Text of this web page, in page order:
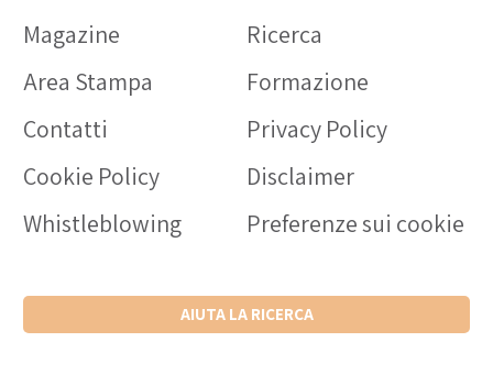
Magazine
Ricerca
Area Stampa
Formazione
Contatti
Privacy Policy
Cookie Policy
Disclaimer
Whistleblowing
Preferenze sui cookie
AIUTA LA RICERCA